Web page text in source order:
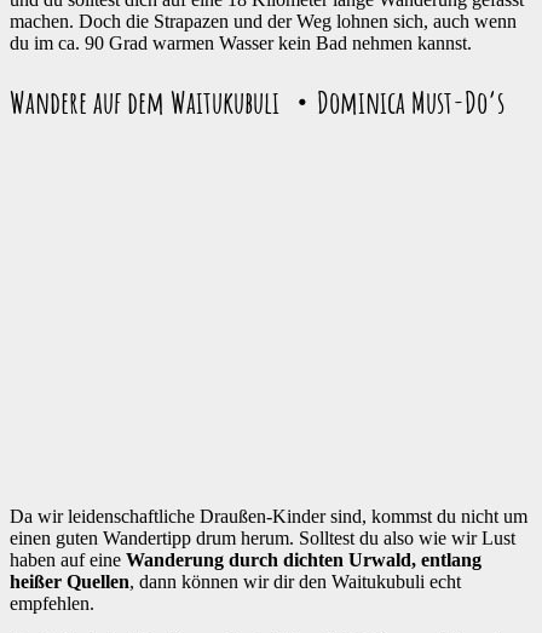
machen. Doch die Strapazen und der Weg lohnen sich, auch wenn
du im ca. 90 Grad warmen Wasser kein Bad nehmen kannst.
Wandere auf dem Waitukubuli ・Dominica Must-Do’s
Da wir leidenschaftliche Draußen-Kinder sind, kommst du nicht um
einen guten Wandertipp drum herum. Solltest du also wie wir Lust
haben auf eine Wanderung durch dichten Urwald, entlang
heißer Quellen, dann können wir dir den Waitukubuli echt
empfehlen.